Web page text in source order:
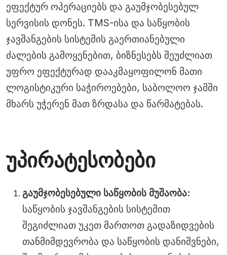
ეფექტურ ოპერაციებს და გაუმჯობესებულ
სერვისის დონეს. TMS-ისა და საწყობის
ჯავშანგების სისტემის გაერთიანებული
ძალების გამოყენებით, ბიზნესებს შეუძლიათ
უფრო ეფექტურად დააკმაყოფილონ მათი
ლოგისტიკური საჭიროებები, საბოლოო ჯამში
მხარს უჭერენ მათ ზრდასა და წარმატებას.
უპირატესობები
გაუმჯობესებული საწყობის მუშაობა:
საწყობის ჯავშანგების სისტემით
შეგიძლიათ უკეთ მართოთ გადაზიდვების
თანმიმდევრობა და საწყობის დანიშვნები,